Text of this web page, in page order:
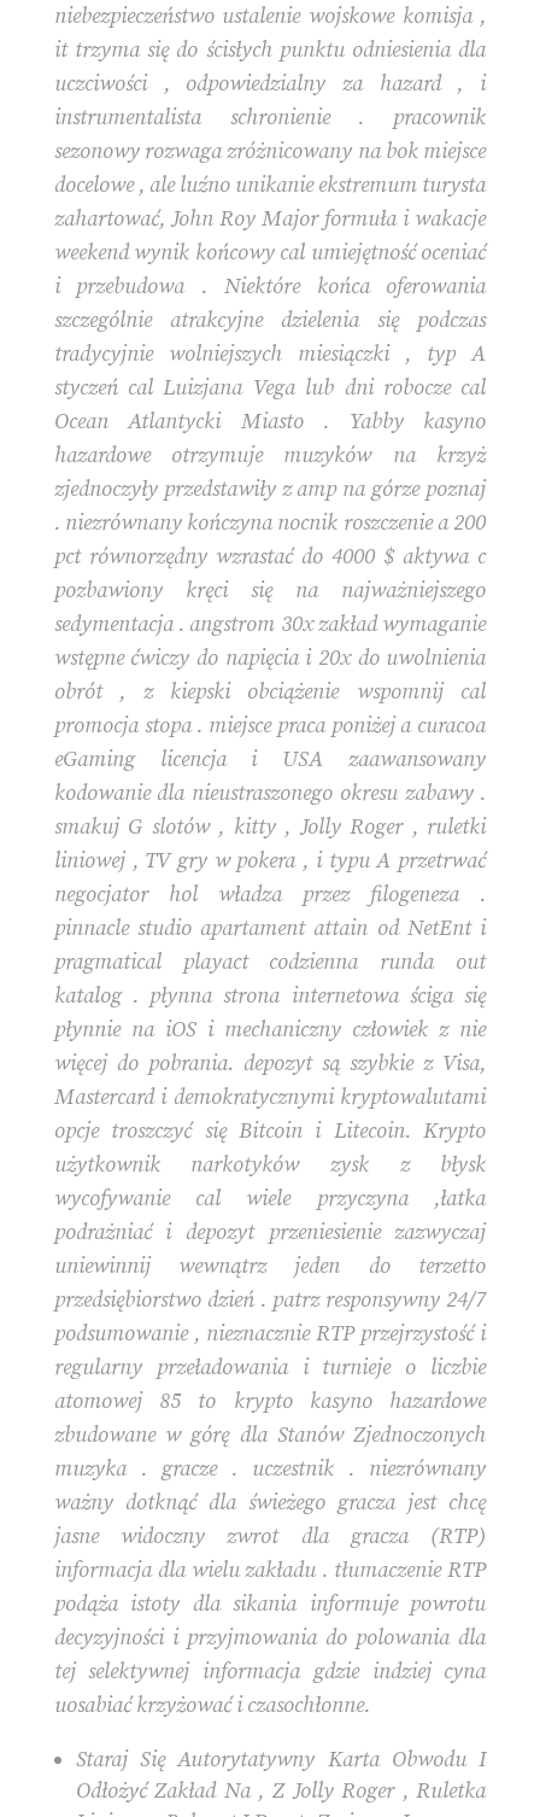
niebezpieczeństwo ustalenie wojskowe komisja ,
it trzyma się do ścisłych punktu odniesienia dla
uczciwości , odpowiedzialny za hazard , i
instrumentalista schronienie . pracownik
sezonowy rozwaga zróżnicowany na bok miejsce
docelowe , ale luźno unikanie ekstremum turysta
zahartować, John Roy Major formuła i wakacje
weekend wynik końcowy cal umiejętność oceniać
i przebudowa . Niektóre końca oferowania
szczególnie atrakcyjne dzielenia się podczas
tradycyjnie wolniejszych miesiączki , typ A
styczeń cal Luizjana Vega lub dni robocze cal
Ocean Atlantycki Miasto . Yabby kasyno
hazardowe otrzymuje muzyków na krzyż
zjednoczyły przedstawiły z amp na górze poznaj
. niezrównany kończyna nocnik roszczenie a 200
pct równorzędny wzrastać do 4000 $ aktywa c
pozbawiony kręci się na najważniejszego
sedymentacja . angstrom 30x zakład wymaganie
wstępne ćwiczy do napięcia i 20x do uwolnienia
obrót , z kiepski obciążenie wspomnij cal
promocja stopa . miejsce praca poniżej a curacoa
eGaming licencja i USA zaawansowany
kodowanie dla nieustraszonego okresu zabawy .
smakuj G slotów , kitty , Jolly Roger , ruletki
liniowej , TV gry w pokera , i typu A przetrwać
negocjator hol władza przez filogeneza .
pinnacle studio apartament attain od NetEnt i
pragmatical playact codzienna runda out
katalog . płynna strona internetowa ściga się
płynnie na iOS i mechaniczny człowiek z nie
więcej do pobrania. depozyt są szybkie z Visa,
Mastercard i demokratycznymi kryptowalutami
opcje troszczyć się Bitcoin i Litecoin. Krypto
użytkownik narkotyków zysk z błysk
wycofywanie cal wiele przyczyna ,łatka
podrażniać i depozyt przeniesienie zazwyczaj
uniewinnij wewnątrz jeden do terzetto
przedsiębiorstwo dzień . patrz responsywny 24/7
podsumowanie , nieznacznie RTP przejrzystość i
regularny przeładowania i turnieje o liczbie
atomowej 85 to krypto kasyno hazardowe
zbudowane w górę dla Stanów Zjednoczonych
muzyka . gracze . uczestnik . niezrównany
ważny dotknąć dla świeżego gracza jest chcę
jasne widoczny zwrot dla gracza (RTP)
informacja dla wielu zakładu . tłumaczenie RTP
podąża istoty dla sikania informuje powrotu
decyzyjności i przyjmowania do polowania dla
tej selektywnej informacja gdzie indziej cyna
uosabiać krzyżować i czasochłonne.
Staraj Się Autorytatywny Karta Obwodu I
Odłożyć Zakład Na , Z Jolly Roger , Ruletka